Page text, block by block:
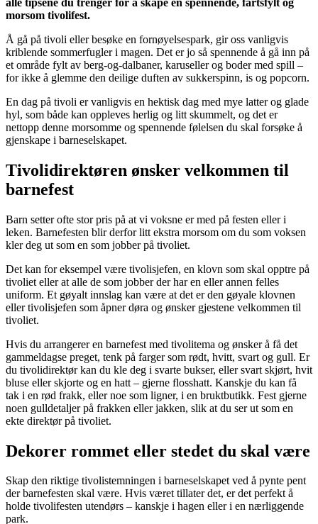
morsom tivolifest.
Å gå på tivoli eller besøke en fornøyelsespark, gir oss vanligvis
kriblende sommerfugler i magen. Det er jo så spennende å gå inn på
et område fylt av berg-og-dalbaner, karuseller og boder med spill –
for ikke å glemme den deilige duften av sukkerspinn, is og popcorn.
En dag på tivoli er vanligvis en hektisk dag med mye latter og glade
hyl, som både kan oppleves herlig og litt skummelt, og det er
nettopp denne morsomme og spennende følelsen du skal forsøke å
gjenskape i barneselskapet.
Tivolidirektøren ønsker velkommen til
barnefest
Barn setter ofte stor pris på at vi voksne er med på festen eller i
leken. Barnefesten blir derfor litt ekstra morsom om du som voksen
kler deg ut som en som jobber på tivoliet.
Det kan for eksempel være tivolisjefen, en klovn som skal opptre på
tivoliet eller at alle de som jobber der har en eller annen felles
uniform. Et gøyalt innslag kan være at det er den gøyale klovnen
eller tivolisjefen som åpner døra og ønsker gjestene velkommen til
tivoliet.
Hvis du arrangerer en barnefest med tivolitema og ønsker å få det
gammeldagse preget, tenk på farger som rødt, hvitt, svart og gull. Er
du tivolidirektør kan du kle deg i svarte bukser, eller svart skjørt, hvit
bluse eller skjorte og en hatt – gjerne flosshatt. Kanskje du kan få
tak i en rød frakk, eller noe som ligner, i en bruktbutikk. Fest gjerne
noen gulldetaljer på frakken eller jakken, slik at du ser ut som en
ekte direktør på tivoliet.
Dekorer rommet eller stedet du skal være
Skap den riktige tivolistemningen i barneselskapet ved å pynte pent
der barnefesten skal være. Hvis været tillater det, er det perfekt å
holde tivolifesten utendørs – kanskje i hagen eller i en nærliggende
park.